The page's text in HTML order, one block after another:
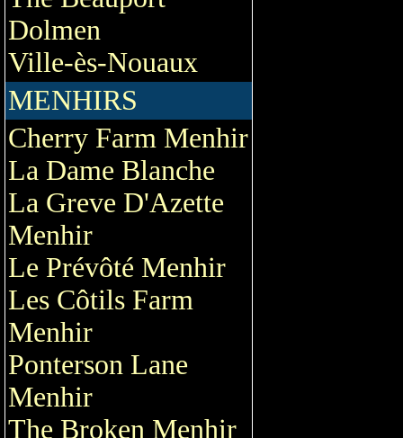
Dolmen
Ville-ès-Nouaux
MENHIRS
Cherry Farm Menhir
La Dame Blanche
La Greve D'Azette
Menhir
Le Prévôté Menhir
Les Côtils Farm
Menhir
Ponterson Lane
Menhir
The Broken Menhir